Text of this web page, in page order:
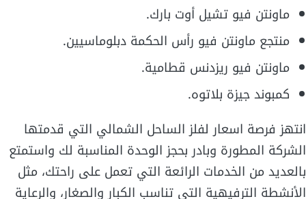
ماونتن فيو تشيل أوت بارك.
منتجع ماونتن فيو رأس الحكمة دبلوماسيين.
ماونتن فيو ريزدنس قطامية.
كمبوند جيزة بلاتوه.
انتهز فرصة اسعار لفلز الساحل الشمالي التي قدمتها
الشركة المطورة وبادر بحجز الوحدة المناسبة لك واستمتع
بالعديد من الخدمات الرائعة التي تعمل على راحتك، مثل
الأنشطة الترفيهية التي تناسب الكبار والصغار، والرعاية